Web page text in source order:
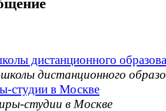
дистанционного
студии в Москве